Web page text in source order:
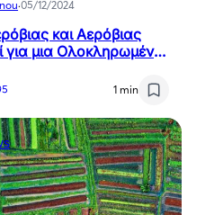
·05/12/2024
και Αερόβιας
για μια Ολοκληρωμένη
1 min